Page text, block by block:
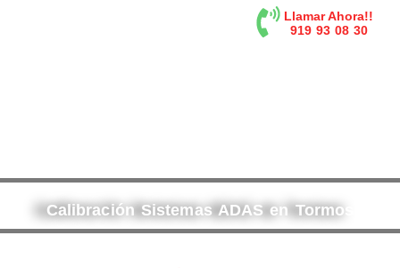
Llamar Ahora!!
919 93 08 30
Calibración Sistemas ADAS en Tormos